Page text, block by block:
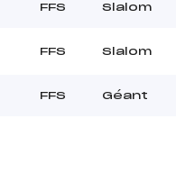
FFS Slalom
FFS Slalom
FFS Géant